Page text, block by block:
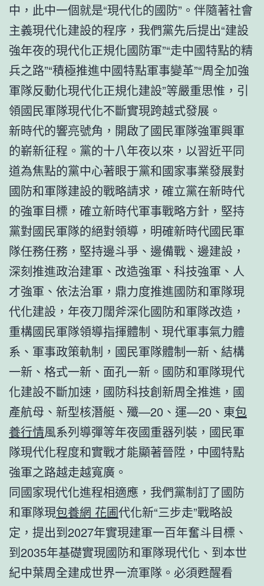
中，此中一個就是“現代化的國防”。伴隨著社會
主義現代化建設的程序，我們黨先后提出“建設
強年夜的現代化正規化國防軍”“走中國特點的精
兵之路”“積極推進中國特點軍事變革”“周全加強
軍隊反動化現代化正規化建設”等嚴重思惟，引
領國民軍隊現代化不斷實現跨越式發展。
新時代的響亮號角，開啟了國民軍隊強軍興軍
的嶄新征程。黨的十八年夜以來，以習近平同
道為焦點的黨中心著眼于黨和國家事業發展對
國防和軍隊建設的戰略請求，確立黨在新時代
的強軍目標，確立新時代軍事戰略方針，堅持
黨對國民軍隊的絕對領導，明確新時代國民軍
隊任務任務，堅持邊斗爭、邊備戰、邊建設，
深刻推進政治建軍、改造強軍、科技強軍、人
才強軍、依法治軍，鼎力度推進國防和軍隊現
代化建設，年夜刀闊斧深化國防和軍隊改造，
重構國民軍隊領導指揮體制、現代軍事氣力體
系、軍事政策軌制，國民軍隊體制一新、結構
一新、格式一新、面孔一新。國防和軍隊現代
化建設不斷加速，國防科技創新周全推進，國
產航母、新型核潛艇、殲—20、運—20、東包
養行情風系列導彈等年夜國重器列裝，國民軍
隊現代化程度和實戰才能顯著晉陞，中國特點
強軍之路越走越寬廣。
同國家現代化進程相適應，我們黨制訂了國防
和軍隊現包養網 花圃代化新“三步走”戰略設
定，提出到2027年實現建軍一百年奮斗目標、
到2035年基礎實現國防和軍隊現代化、到本世
紀中葉周全建成世界一流軍隊。必須甦醒看